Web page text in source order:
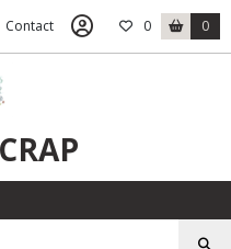
Contact 0 0